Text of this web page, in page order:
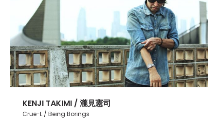
KENJI TAKIMI / 瀧見憲司
Crue-L / Being Borings